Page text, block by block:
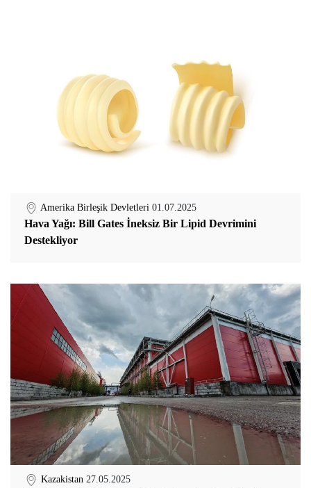
Amerika Birleşik Devletleri 01.07.2025
Hava Yağı: Bill Gates İneksiz Bir Lipid Devrimini
Destekliyor
Kazakistan 27.05.2025